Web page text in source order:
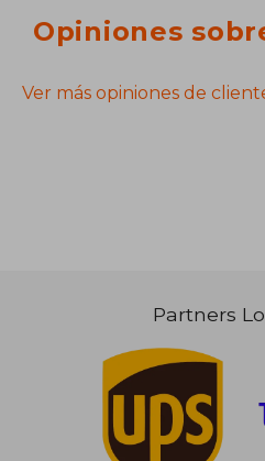
Opiniones
Ver más opiniones de
Partners